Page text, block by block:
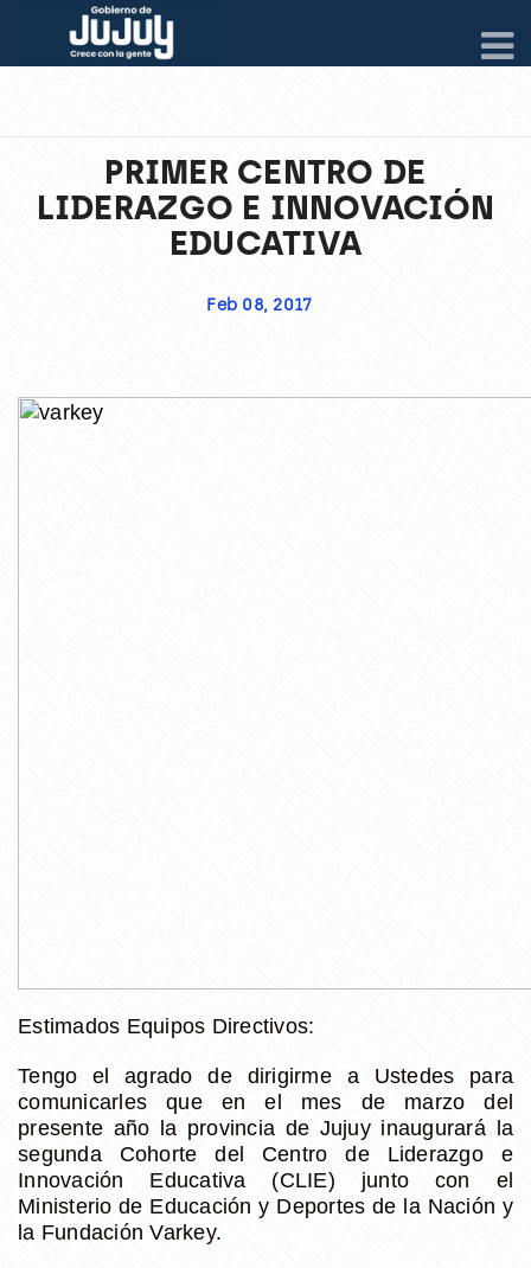
PRIMER CENTRO DE
LIDERAZGO E INNOVACIÓN
EDUCATIVA
Feb 08, 2017
Estimados Equipos Directivos:
Tengo el agrado de dirigirme a Ustedes para
comunicarles que en el mes de marzo del
presente año la provincia de Jujuy inaugurará la
segunda Cohorte del Centro de Liderazgo e
Innovación Educativa (CLIE) junto con el
Ministerio de Educación y Deportes de la Nación y
la Fundación Varkey.